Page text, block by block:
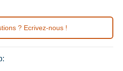
? Ecrivez-nous !